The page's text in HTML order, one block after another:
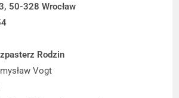
50-328 Wrocław
Rodzin
Vogt